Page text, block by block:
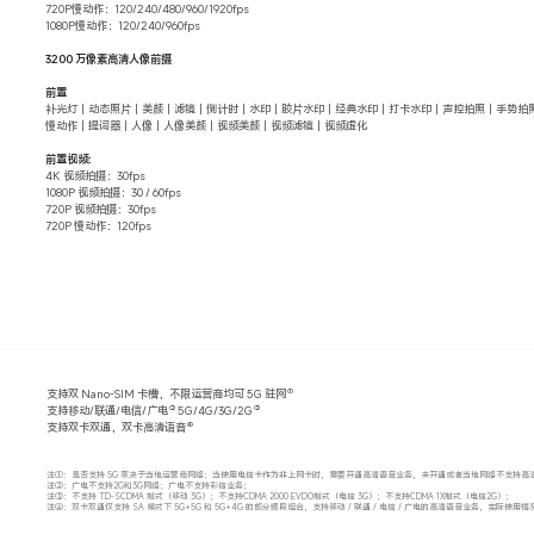
720P慢动作：120/240/480/960/1920fps
1080P慢动作：120/240/960fps
3200 万像素高清人像前摄
前置
补光灯｜动态照片｜美颜｜滤镜｜倒计时｜水印｜胶片水印｜经典水印｜打卡水印｜声控拍照｜手势拍
慢动作｜提词器｜人像｜人像美颜｜视频美颜｜视频滤镜｜视频虚化
前置视频:
4K 视频拍摄：30fps
1080P 视频拍摄：30 / 60fps
720P 视频拍摄：30fps
720P 慢动作：120fps
支持双 Nano-SIM 卡槽，不限运营商均可 5G 驻网 ①
支持移动/联通/电信/广电 ② 5G/4G/3G/2G ③
支持双卡双通，双卡高清语音 ④
注①：是否支持 5G 取决于当地运营商网络；当使用电信卡作为非上网卡时，需要开通高清语音业务，未开通或者当地网络不支持高
注②：广电不支持2G和3G网络；广电不支持彩信业务；
注③：不支持 TD-SCDMA 制式（移动 3G）；不支持CDMA 2000 EVDO制式（电信 3G）；不支持CDMA 1X制式（电信2G）；
注④：双卡双通仅支持 SA 模式下 5G+5G 和 5G+4G 的部分频段组合，支持移动 / 联通 / 电信 / 广电的高清语音业务，实际使用情